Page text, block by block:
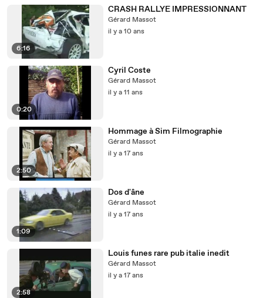
6:16
CRASH RALLYE IMPRESSIONNANT
Gérard Massot
il y a 10 ans
0:20
Cyril Coste
Gérard Massot
il y a 11 ans
2:50
Hommage à Sim Filmographie
Gérard Massot
il y a 17 ans
1:09
Dos d'âne
Gérard Massot
il y a 17 ans
2:58
Louis funes rare pub italie inedit
Gérard Massot
il y a 17 ans